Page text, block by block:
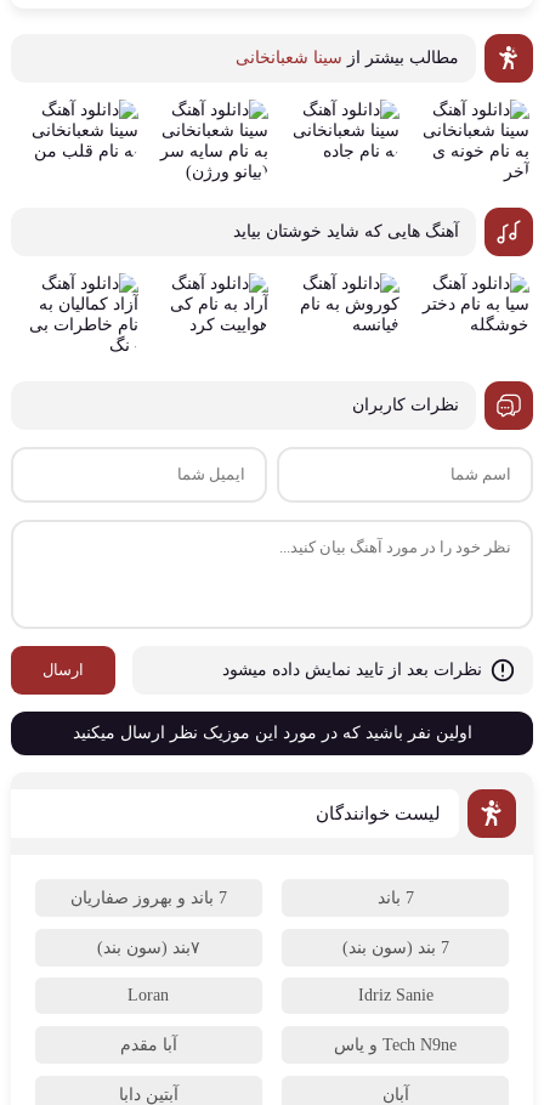
مطالب بیشتر از سینا شعبانخانی
آهنگ هایی که شاید خوشتان بیاید
نظرات کاربران
نظرات بعد از تایید نمایش داده میشود ارسال
اولین نفر باشید که در مورد این موزیک نظر ارسال میکنید
لیست خوانندگان
7 باند 7 باند و بهروز صفاریان
7 بند (سون بند) ۷بند (سون بند)
Idriz Sanie
Loran
Tech N9ne و یاس آبا مقدم
آبان آبتین دابا